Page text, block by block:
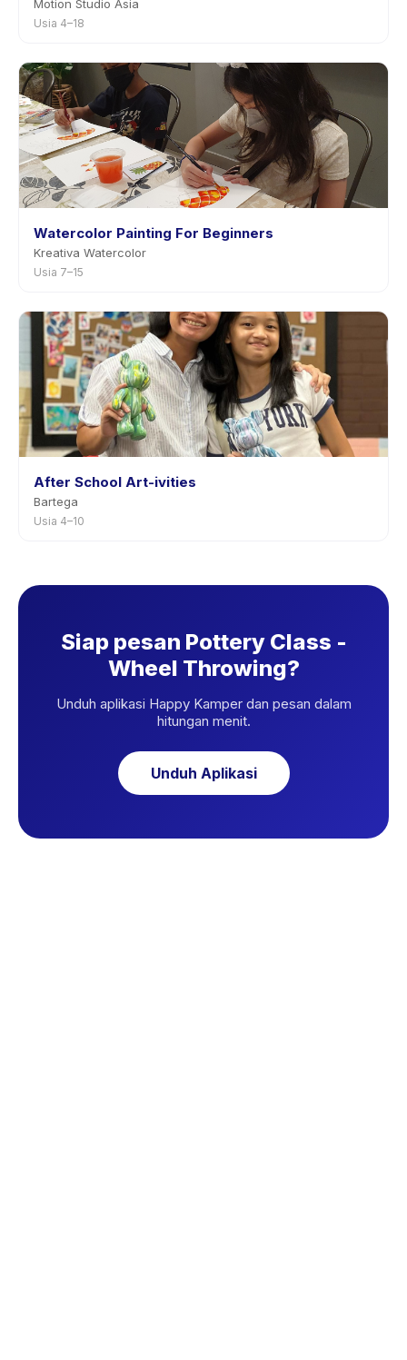
Motion Studio Asia
Usia 4–18
Watercolor Painting For Beginners
Kreativa Watercolor
Usia 7–15
After School Art-ivities
Bartega
Usia 4–10
Siap pesan Pottery Class -
Wheel Throwing?
Unduh aplikasi Happy Kamper dan pesan dalam
hitungan menit.
Unduh Aplikasi